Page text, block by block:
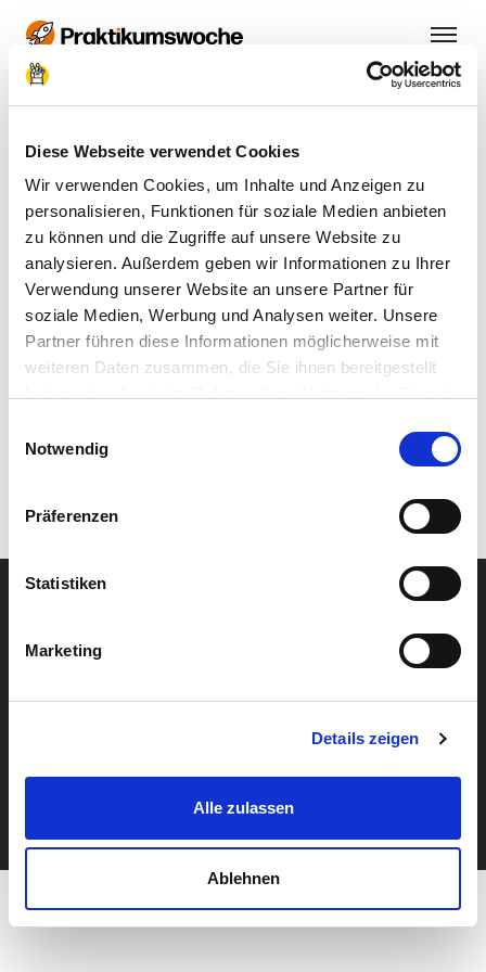
Diese Webseite verwendet Cookies
Wir verwenden Cookies, um Inhalte und Anzeigen zu
personalisieren, Funktionen für soziale Medien anbieten
zu können und die Zugriffe auf unsere Website zu
analysieren. Außerdem geben wir Informationen zu Ihrer
Verwendung unserer Website an unsere Partner für
soziale Medien, Werbung und Analysen weiter. Unsere
Partner führen diese Informationen möglicherweise mit
weiteren Daten zusammen, die Sie ihnen bereitgestellt
Impressum
Notwendig
Präferenzen
Statistiken
Marketing
Details zeigen
Alle zulassen
Ablehnen
Schüler:in oder
Unternehmen?
So versorgen wir dich dann rechtzeitig mit den
passenden Informationen.
Schüler:in
Datenschutz
© 2026 Praktikumswoche powered by stafftastic GmbH